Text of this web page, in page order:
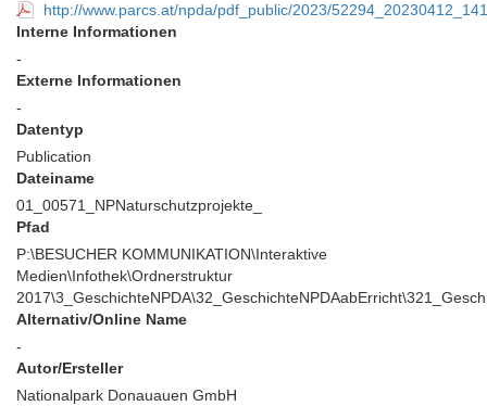
http://www.parcs.at/npda/pdf_public/2023/
Interne Informationen
-
Externe Informationen
-
Datentyp
Publication
Dateiname
01_00571_NPNaturschutzprojekte_
Pfad
P:\BESUCHER KOMMUNIKATION\Interaktive
Medien\Infothek\Ordnerstruktur
Alternativ/Online Name
-
Autor/Ersteller
Nationalpark Donauauen GmbH